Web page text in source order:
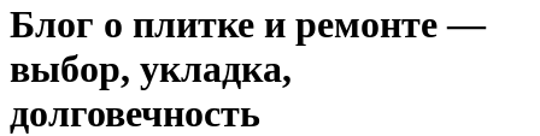
Блог о плитке и ремонте —
выбор, укладка,
долговечность